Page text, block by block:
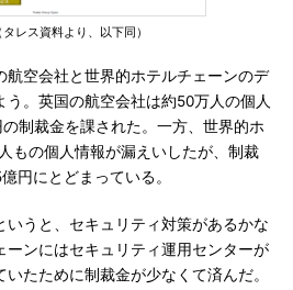
レス資料より、以下同）
空会社と世界的ホテルチェーンのデ
う。英国の航空会社は約50万人の個人
制裁金を課された。一方、世界的ホ
もの個人情報が漏えいしたが、制裁
円にとどまっている。
うと、セキュリティ対策があるかな
ーンにはセキュリティ運用センターが
たために制裁金が少なくて済んだ。